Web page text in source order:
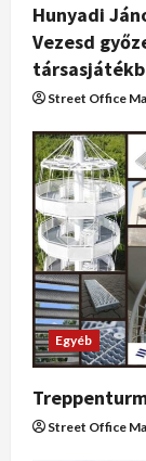
Hunyadi
Vezesd
Street Office
Egyéb
Street Office